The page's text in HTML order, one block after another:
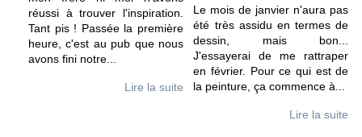
réussi à trouver l'inspiration.
Tant pis ! Passée la première
heure, c'est au pub que nous
avons fini notre
Lire la suite
Le mois de janvier n'aura pas
été très assidu en termes de
dessin, mais bon...
J'essayerai de me rattraper
en février. Pour ce qui est de
la peinture, ça commence à
Lire la suite